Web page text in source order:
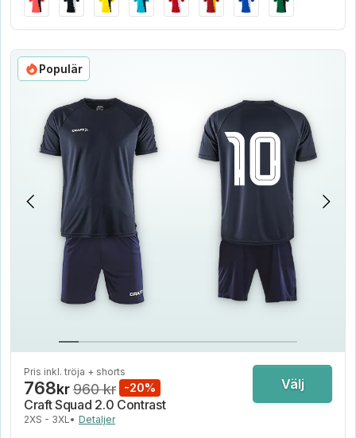
Populär
Pris inkl. tröja + shorts
768kr960 kr -20%
Craft Squad 2.0 Contrast
2XS - 3XL• Detaljer
Välj